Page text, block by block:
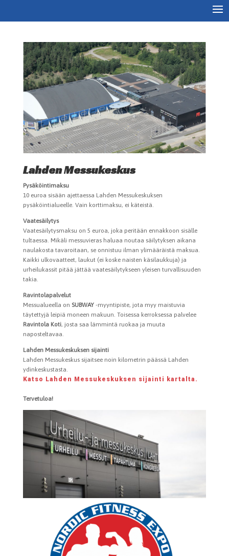
Lahden Messukeskus
Pysäköintimaksu
10 euroa sisään ajettaessa Lahden Messukeskuksen
pysäköintialueelle. Vain korttimaksu, ei käteistä.
Vaatesäilytys
Vaatesäilytysmaksu on 5 euroa, joka peritään ennakkoon sisälle
tultaessa. Mikäli messuvieras haluaa noutaa säilytyksen aikana
naulakosta tavaroitaan, se onnistuu ilman ylimääräistä maksua.
Kaikki ulkovaatteet, laukut (ei koske naisten käsilaukkuja) ja
urheilukassit pitää jättää vaatesäilytykseen yleisen turvallisuuden
takia.
Ravintolapalvelut
Messualueella on SUBWAY-myyntipiste, jota myy maistuvia
täytettyjä leipiä moneen makuun. Toisessa kerroksessa palvelee
Ravintola Koti, josta saa lämmintä ruokaa ja muuta
naposteltavaa.
Lahden Messukeskuksen sijainti
Lahden Messukeskus sijaitsee noin kilometrin päässä Lahden
ydinkeskustasta.
Katso Lahden Messukeskuksen sijainti kartalta.
Tervetuloa!